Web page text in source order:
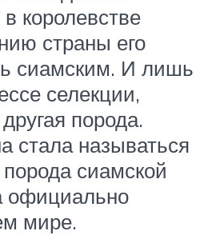
королевстве
страны его
сиамским. И лишь
селекции,
порода.
стала называться
порода сиамской
официально
мире.